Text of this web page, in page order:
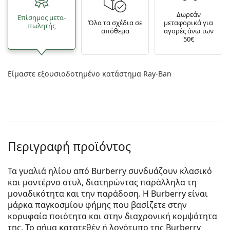
Επίσημος μετα­
πωλητής
Όλα τα σχέδια σε
απόθεμα
Δωρεάν
μεταφορικά για
αγορές άνω των
50€
Είμαστε εξουσιοδοτημένο κατάστημα Ray-Ban
Περιγραφή προϊόντος
Τα γυαλιά ηλίου από Burberry συνδυάζουν κλασικό
και μοντέρνο στυλ, διατηρώντας παράλληλα τη
μοναδικότητα και την παράδοση. Η Burberry είναι
μάρκα παγκοσμίου φήμης που βασίζετε στην
κορυφαία ποιότητα και στην διαχρονική κομψότητα
της. Το σήμα κατατεθέν ή λογότυπο της Burberry